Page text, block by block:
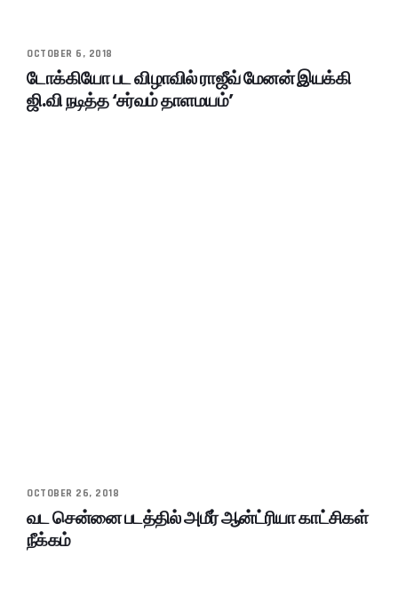
OCTOBER 6, 2018
டோக்கியோ பட விழாவில் ராஜீவ் மேனன் இயக்கி
ஜி.வி நடித்த ‘சர்வம் தாளமயம்’
OCTOBER 26, 2018
வட சென்னை படத்தில் அமீர் ஆன்ட்ரியா காட்சிகள்
நீக்கம்